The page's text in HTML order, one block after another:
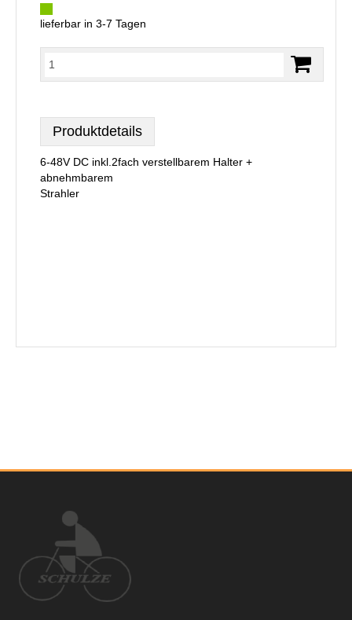
lieferbar in 3-7 Tagen
Produktdetails
6-48V DC inkl.2fach verstellbarem Halter +
abnehmbarem
Strahler